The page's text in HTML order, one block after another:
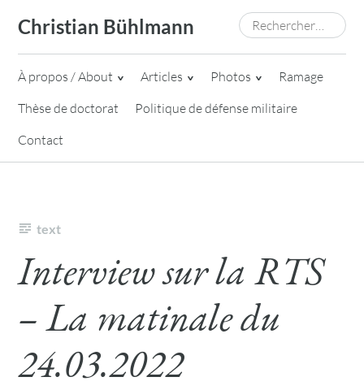
content
Christian Bühlmann Rechercher :
À propos / About Articles Photos
Ramage
Thèse de doctorat
Politique de défense militaire
Contact
text
Interview sur la RTS
– La matinale du
24.03.2022